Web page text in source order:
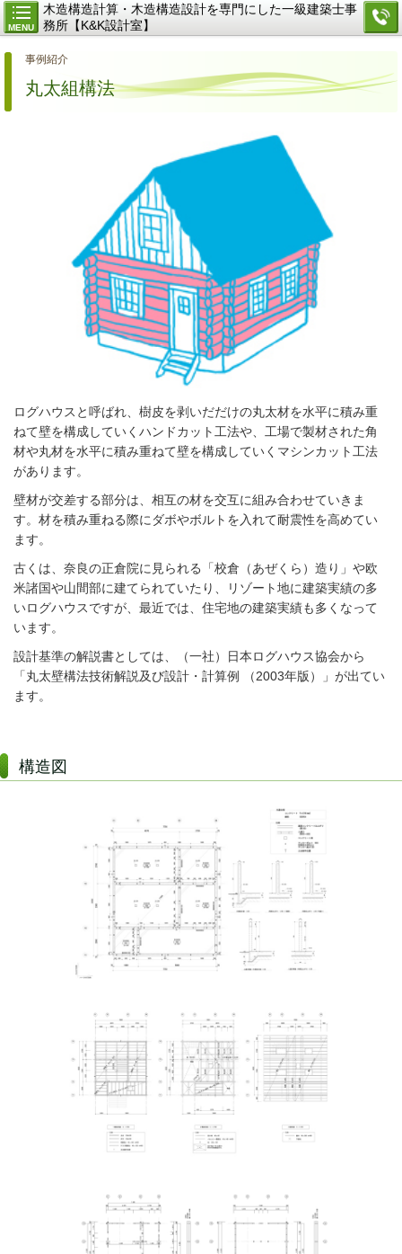
MENU
木造構造計算・木造構造設計を専門にした一級建築士事
務所【K&K設計室】
事例紹介
丸太組構法
ログハウスと呼ばれ、樹皮を剥いだだけの丸太材を水平に積み重
ねて壁を構成していくハンドカット工法や、工場で製材された角
材や丸材を水平に積み重ねて壁を構成していくマシンカット工法
があります。
壁材が交差する部分は、相互の材を交互に組み合わせていきま
す。 材を積み重ねる際にダボやボルトを入れて耐震性を高めてい
ます。
古くは、奈良の正倉院に見られる「校倉（あぜくら）造り」や欧
米諸国や山間部に建てられていたり、リゾート地に建築実績の多
いログハウスですが、最近では、住宅地の建築実績も多くなって
います。
設計基準の解説書としては、（一社）日本ログハウス協会から
「丸太壁構法技術解説及び設計・計算例 （2003年版）」が出てい
ます。
構造図